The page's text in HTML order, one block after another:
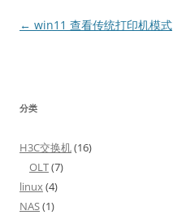
文
← win11 查看传统打印机模式
分类
H3C交换机(16)
OLT(7)
linux(4)
NAS(1)